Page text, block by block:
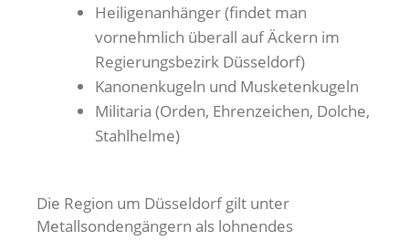
Heiligenanhänger (findet man
vornehmlich überall auf Äckern im
Regierungsbezirk Düsseldorf)
Kanonenkugeln und Musketenkugeln
Militaria (Orden, Ehrenzeichen, Dolche,
Stahlhelme)
Die Region um Düsseldorf gilt unter
Metallsondengängern als lohnendes